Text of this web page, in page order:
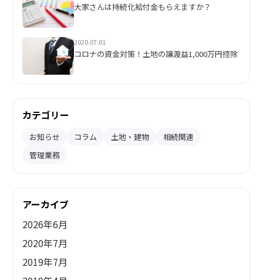
大家さんは持続化給付金もらえますか？
2020.07.01
コロナの資金対策！土地の譲渡益1,000万円控除
カテゴリー
お知らせ コラム 土地・建物
相続関連
管理業務
アーカイブ
2026年6月
2020年7月
2019年7月